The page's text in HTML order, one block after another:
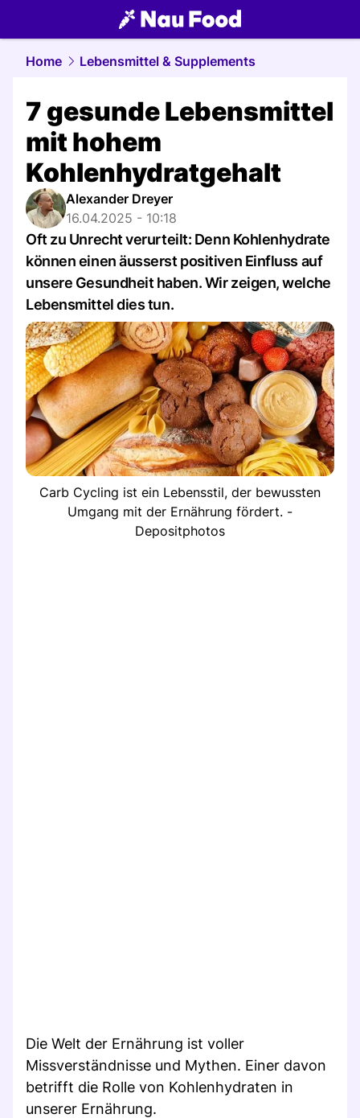
food.NAU.ch
Home Lebensmittel & Supplements
7 gesunde Lebensmittel
mit hohem
Kohlenhydratgehalt
Alexander Dreyer
16.04.2025 - 10:18
Oft zu Unrecht verurteilt: Denn Kohlenhydrate
können einen äusserst positiven Einfluss auf
unsere Gesundheit haben. Wir zeigen, welche
Lebensmittel dies tun.
Carb Cycling ist ein Lebensstil, der bewussten
Umgang mit der Ernährung fördert. -
Depositphotos
Die Welt der Ernährung ist voller
Missverständnisse und Mythen. Einer davon
betrifft die Rolle von Kohlenhydraten in
unserer Ernährung.